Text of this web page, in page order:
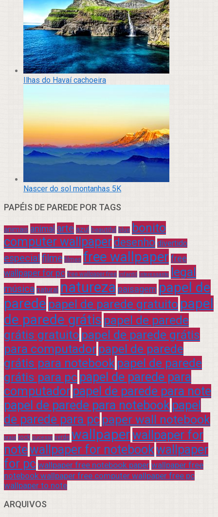
Ilhas do Havaí cachoeira
Nascer do sol montanhas 5K
PAPÉIS DE PAREDE POR TAGS
animais animal arte azul beautiful blue bonito
computer wallpaper desenho divertido
especial filme filmes free wallpaper free
wallpaper for pc free wallpaper free infantil interessante legal
música natural natureza paisagem papel de
parede papel de parede gratuito papel
de parede grátis papel de parede
grátis gratuito papel de parede grátis
para computador papel de parede
grátis para notebook papel de parede
grátis para pc papel de parede para
computador papel de parede para note
papel de parede para notebook papel
de parede para pc paper wall notebook
praia rock sucesso verde wallpaperwallpaper for
notewallpaper for notebookwallpaper
for pc wallpaper free notebook paper wallpaper free
notebook wallpaper free computer wallpaper free pc
wallpaper to note
ARQUIVOS